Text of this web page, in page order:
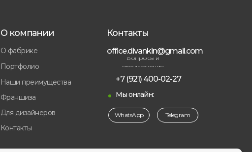
О фабрике
Портфолио
Наши преимущества
Франшиза
О компании
Контакты
Контакты
office.divankin@gmail.com
Вопросы и
предложения
+7 (921) 400-02-27
Мы онлайн:
WhatsApp Telegram
Для дизайнеров